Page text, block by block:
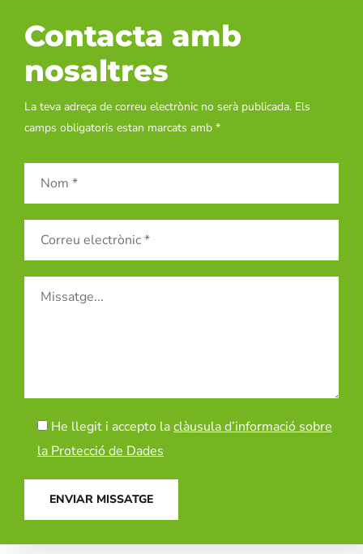
Contacta amb
nosaltres
La teva adreça de correu electrònic no serà publicada. Els
camps obligatoris estan marcats amb *
He llegit i accepto laclàusula d’informació sobre
la Protecció de Dades
ENVIAR MISSATGE